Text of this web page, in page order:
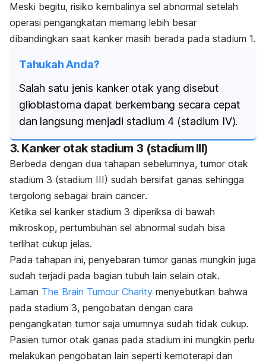
Meski begitu, risiko kembalinya sel abnormal setelah
operasi pengangkatan memang lebih besar
dibandingkan saat kanker masih berada pada stadium 1.
Tahukah Anda?
Salah satu jenis kanker otak yang disebut
glioblastoma dapat berkembang secara cepat
dan langsung menjadi stadium 4 (stadium IV).
3. Kanker otak stadium 3 (stadium III)
Berbeda dengan dua tahapan sebelumnya, tumor otak
stadium 3 (stadium III) sudah bersifat ganas sehingga
tergolong sebagai brain cancer.
Ketika sel kanker stadium 3 diperiksa di bawah
mikroskop, pertumbuhan sel abnormal sudah bisa
terlihat cukup jelas.
Pada tahapan ini, penyebaran tumor ganas mungkin juga
sudah terjadi pada bagian tubuh lain selain otak.
Laman The Brain Tumour Charity menyebutkan bahwa
pada stadium 3, pengobatan dengan cara
pengangkatan tumor saja umumnya sudah tidak cukup.
Pasien tumor otak ganas pada stadium ini mungkin perlu
melakukan pengobatan lain seperti kemoterapi dan